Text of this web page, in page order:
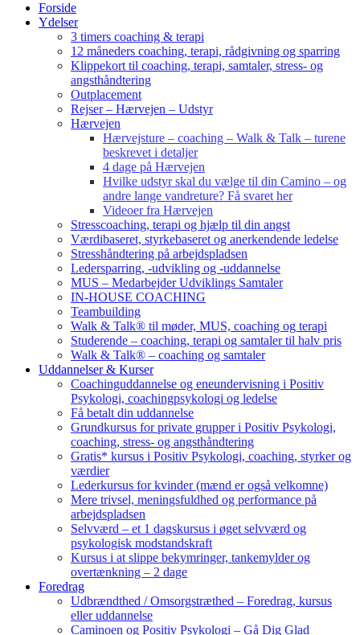
Forside
Ydelser
3 timers coaching & terapi
12 måneders coaching, terapi, rådgivning og sparring
Klippekort til coaching, terapi, samtaler, stress- og
angsthåndtering
Outplacement
Rejser – Hærvejen – Udstyr
Hærvejen
Hærvejsture – coaching – Walk & Talk – turene
beskrevet i detaljer
4 dage på Hærvejen
Hvilke udstyr skal du vælge til din Camino – og
andre lange vandreture? Få svaret her
Videoer fra Hærvejen
Stresscoaching, terapi og hjælp til din angst
Værdibaseret, styrkebaseret og anerkendende ledelse
Stresshåndtering på arbejdspladsen
Ledersparring, -udvikling og -uddannelse
MUS – Medarbejder Udviklings Samtaler
IN-HOUSE COACHING
Teambuilding
Walk & Talk® til møder, MUS, coaching og terapi
Studerende – coaching, terapi og samtaler til halv pris
Walk & Talk® – coaching og samtaler
Uddannelser & Kurser
Coachinguddannelse og eneundervisning i Positiv
Psykologi, coachingpsykologi og ledelse
Få betalt din uddannelse
Grundkursus for private grupper i Positiv Psykologi,
coaching, stress- og angsthåndtering
Gratis* kursus i Positiv Psykologi, coaching, styrker og
værdier
Lederkursus for kvinder (mænd er også velkomne)
Mere trivsel, meningsfuldhed og performance på
arbejdspladsen
Selvværd – et 1 dagskursus i øget selvværd og
psykologisk modstandskraft
Kursus i at slippe bekymringer, tankemylder og
overtænkning – 2 dage
Foredrag
Udbrændthed / Omsorgstræthed – Foredrag, kursus
eller uddannelse
Caminoen og Positiv Psykologi – Gå Dig Glad